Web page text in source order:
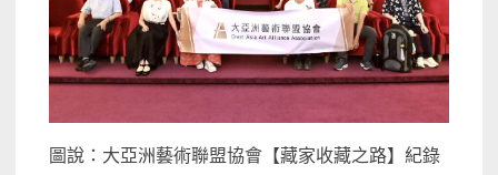
圖說：大亞洲藝術聯盟協會【藏家收藏之路】紀錄